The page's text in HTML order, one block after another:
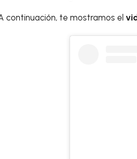
continuación, te mostramos el